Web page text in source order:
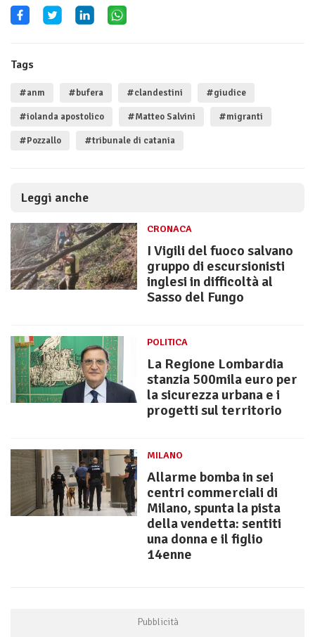
Tags
#anm #bufera #clandestini #giudice
#iolanda apostolico #Matteo Salvini #migranti
#Pozzallo #tribunale di catania
Leggi anche
CRONACA
I Vigili del fuoco salvano
gruppo di escursionisti
inglesi in difficoltà al
Sasso del Fungo
POLITICA
La Regione Lombardia
stanzia 500mila euro per
la sicurezza urbana e i
progetti sul territorio
MILANO
Allarme bomba in sei
centri commerciali di
Milano, spunta la pista
della vendetta: sentiti
una donna e il figlio
14enne